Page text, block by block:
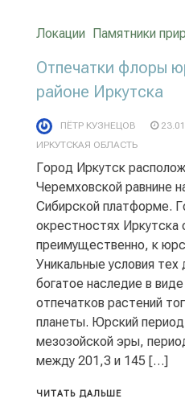
Локации Памятники
Отпечатки флоры
районе Иркутска
ПЁТР КУЗНЕЦОВ
ИРКУТСКАЯ ОБЛАСТЬ
Город Иркутск
Черемховской равнине
Сибирской платформе.
окрестностях Иркутска
преимущественно, к
Уникальные условия
богатое наследие в
отпечатков растений
планеты. Юрский
мезозойской эры,
между 201,3 и 145 […]
ЧИТАТЬ ДАЛЬШЕ